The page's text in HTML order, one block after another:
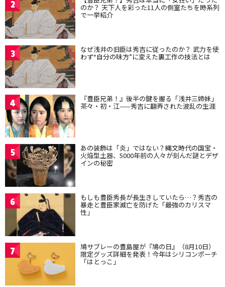
2 のか？ 天下人を彩った11人の側室たちを時系列
で一挙紹介
3 なぜ浅井の旧臣は秀吉に従ったのか？ 武力を使
わず“自分の味方”に変えた裏工作の技法とは
4 『豊臣兄弟！』後半の鍵を握る「浅井三姉妹」
茶々・初・江——秀吉に翻弄された波乱の生涯
5 あの装飾は「炎」ではない？縄文時代の国宝・
火焔型土器、5000年前の人々が刻んだ謎とデザ
インの秘密
6 もしも豊臣秀長が長生きしていたら…？秀吉の
暴走と豊臣家滅亡を防げた「最強のカリスマ
性」
7 鳩サブレーの豊島屋が『鳩の日』（8月10日）
限定グッズ詳細を発表！今年はシリコンポーチ
「はとっこ」